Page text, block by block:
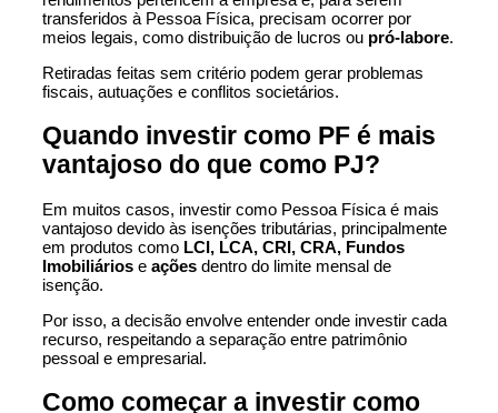
transferidos à Pessoa Física, precisam ocorrer por
meios legais, como distribuição de lucros ou pró-labore.
Retiradas feitas sem critério podem gerar problemas
fiscais, autuações e conflitos societários.
Quando investir como PF é mais
vantajoso do que como PJ?
Em muitos casos, investir como Pessoa Física é mais
vantajoso devido às isenções tributárias, principalmente
em produtos como LCI, LCA, CRI, CRA, Fundos
Imobiliários e ações dentro do limite mensal de
isenção.
Por isso, a decisão envolve entender onde investir cada
recurso, respeitando a separação entre patrimônio
pessoal e empresarial.
Como começar a investir como